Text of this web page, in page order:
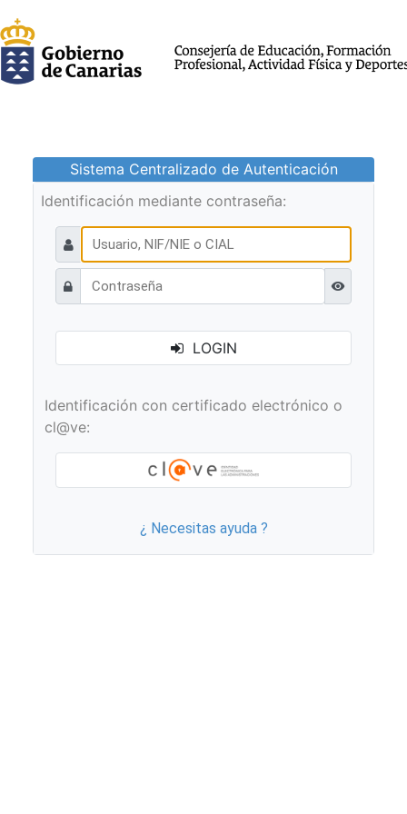
Sistema Centralizado de Autenticación
Identificación mediante contraseña:
Ver
LOGIN
Identificación con certificado electrónico o
cl@ve:
¿ Necesitas ayuda ?